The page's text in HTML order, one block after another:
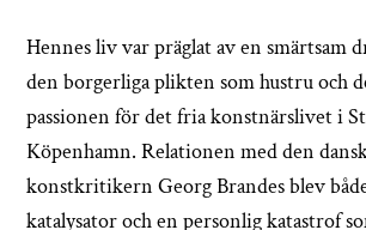
Hennes liv var präglat av en smärtsam
den borgerliga plikten som hustru och
passionen för det fria konstnärslivet i
Köpenhamn. Relationen med den
konstkritikern Georg Brandes blev
katalysator och en personlig katastrof